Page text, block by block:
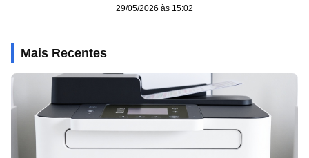
29/05/2026 às 15:02
Mais Recentes